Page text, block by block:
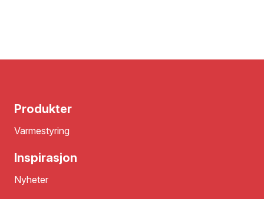
Produkter
Varmestyring
Inspirasjon
Nyheter